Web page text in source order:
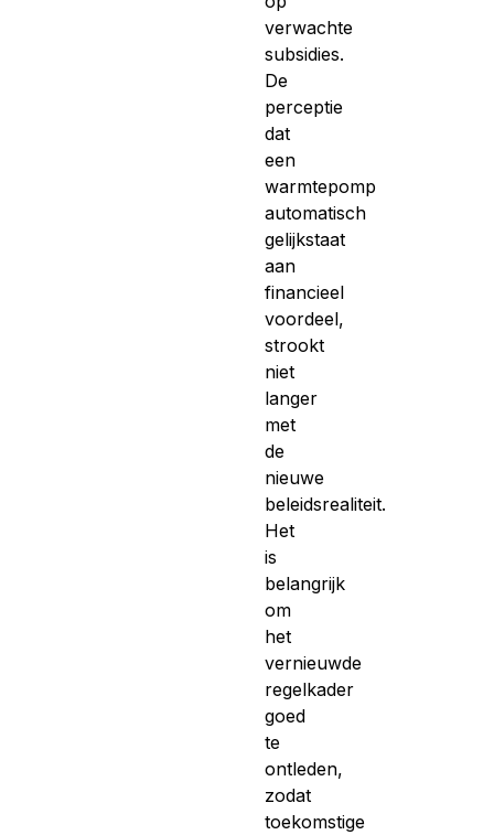
verwachte
subsidies.
De
perceptie
dat
een
warmtepomp
automatisch
gelijkstaat
aan
financieel
voordeel,
strookt
niet
langer
met
de
nieuwe
beleidsrealiteit.
Het
is
belangrijk
om
het
vernieuwde
regelkader
goed
te
ontleden,
zodat
toekomstige